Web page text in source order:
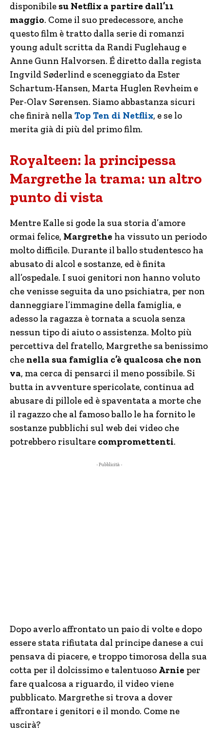
disponibile su Netflix a partire dall’11
maggio. Come il suo predecessore, anche
questo film è tratto dalla serie di romanzi
young adult scritta da Randi Fuglehaug e
Anne Gunn Halvorsen. É diretto dalla regista
Ingvild Søderlind e sceneggiato da Ester
Schartum-Hansen, Marta Huglen Revheim e
Per-Olav Sørensen. Siamo abbastanza sicuri
che finirà nellaTop Ten di Netflix, e se lo
merita già di più del primo film.
Royalteen: la principessa
Margrethe la trama: un altro
punto di vista
Mentre Kalle si gode la sua storia d’amore
ormai felice, Margrethe ha vissuto un periodo
molto difficile. Durante il ballo studentesco ha
abusato di alcol e sostanze, ed è finita
all’ospedale. I suoi genitori non hanno voluto
che venisse seguita da uno psichiatra, per non
danneggiare l’immagine della famiglia, e
adesso la ragazza è tornata a scuola senza
nessun tipo di aiuto o assistenza. Molto più
percettiva del fratello, Margrethe sa benissimo
che nella sua famiglia c’è qualcosa che non
va, ma cerca di pensarci il meno possibile. Si
butta in avventure spericolate, continua ad
abusare di pillole ed è spaventata a morte che
il ragazzo che al famoso ballo le ha fornito le
sostanze pubblichi sul web dei video che
potrebbero risultare compromettenti.
- Pubblicità -
Dopo averlo affrontato un paio di volte e dopo
essere stata rifiutata dal principe danese a cui
pensava di piacere, e troppo timorosa della sua
cotta per il dolcissimo e talentuoso Arnie per
fare qualcosa a riguardo, il video viene
pubblicato. Margrethe si trova a dover
affrontare i genitori e il mondo. Come ne
uscirà?